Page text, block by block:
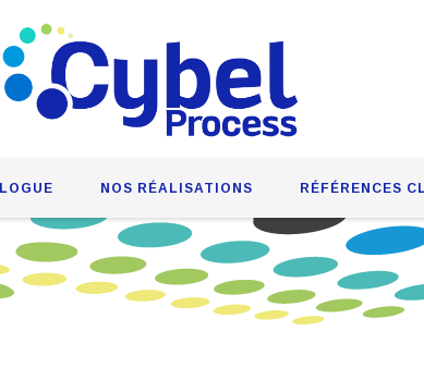
NOS RÉALISATIONS RÉFÉRENCES